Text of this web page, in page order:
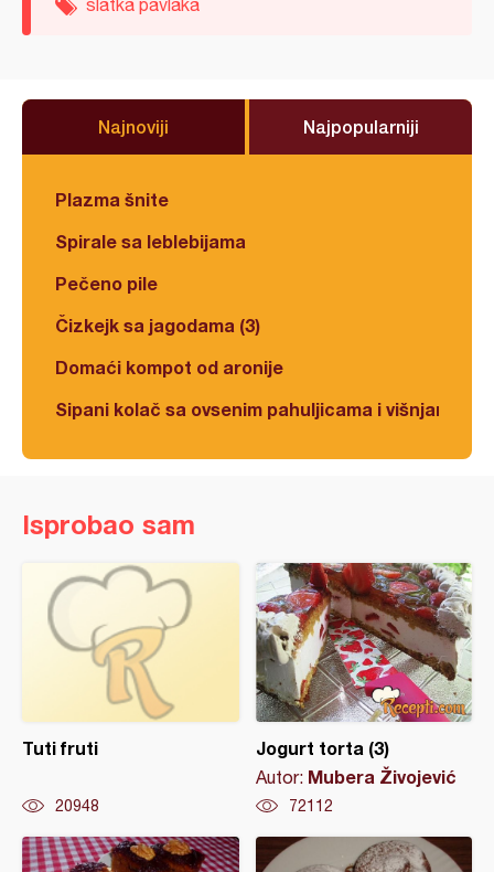
slatka pavlaka
Najnoviji Najpopularniji
Plazma šnite
Spirale sa leblebijama
Pečeno pile
Čizkejk sa jagodama (3)
Domaći kompot od aronije
Sipani kolač sa ovsenim pahuljicama i višnjama
Isprobao sam
Tuti fruti
20948
Jogurt torta (3)
Autor: Mubera Živojević
72112